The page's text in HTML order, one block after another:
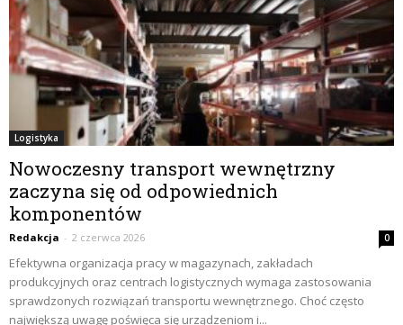
Logistyka
Nowoczesny transport wewnętrzny
zaczyna się od odpowiednich
komponentów
Redakcja - 2 czerwca 2026 0
Efektywna organizacja pracy w magazynach, zakładach
produkcyjnych oraz centrach logistycznych wymaga zastosowania
sprawdzonych rozwiązań transportu wewnętrznego. Choć często
największą uwagę poświęca się urządzeniom i...